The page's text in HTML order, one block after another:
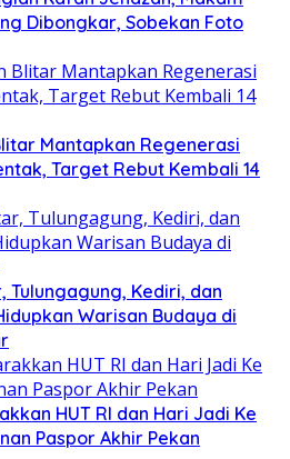
Dibongkar, Sobekan Foto
Mantapkan Regenerasi
Target Rebut Kembali 14
Tulungagung, Kediri, dan
Warisan Budaya di
HUT RI dan Hari Jadi Ke
Paspor Akhir Pekan